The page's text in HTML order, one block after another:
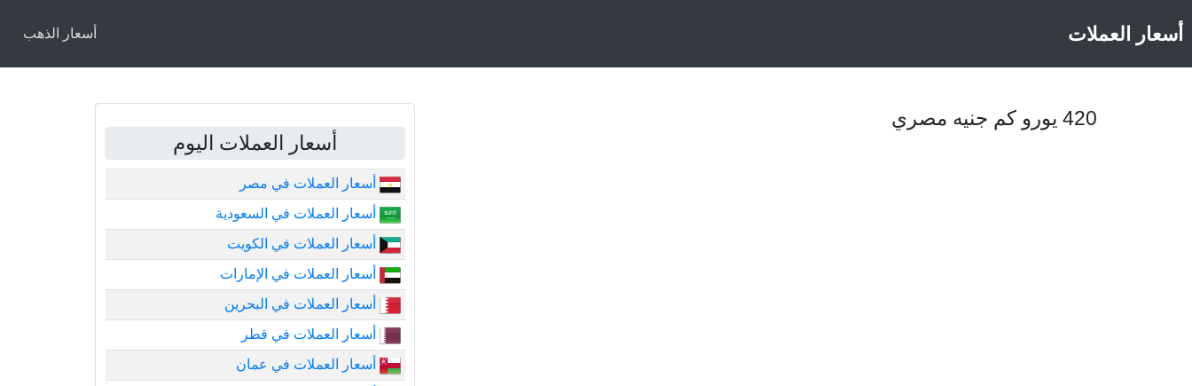
أسعار العملات أسعار الذهب
420 يورو كم جنيه مصري
أسعار العملات اليوم
أسعار العملات في مصر
أسعار العملات في السعودية
أسعار العملات في الكويت
أسعار العملات في الإمارات
أسعار العملات في البحرين
أسعار العملات في قطر
أسعار العملات في عمان